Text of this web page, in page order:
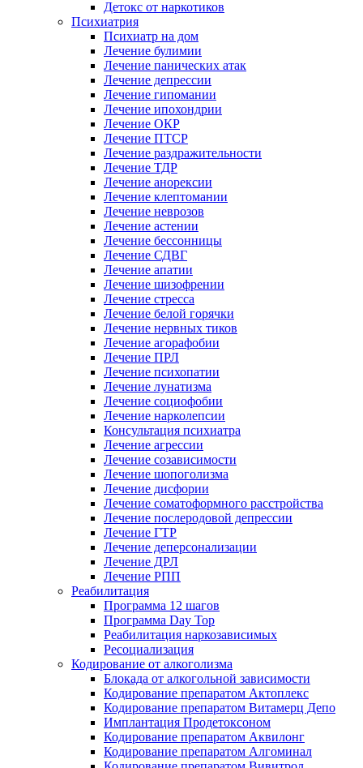
Детокс от наркотиков
Психиатрия
Психиатр на дом
Лечение булимии
Лечение панических атак
Лечение депрессии
Лечение гипомании
Лечение ипохондрии
Лечение ОКР
Лечение ПТСР
Лечение раздражительности
Лечение ТДР
Лечение анорексии
Лечение клептомании
Лечение неврозов
Лечение астении
Лечение бессонницы
Лечение СДВГ
Лечение апатии
Лечение шизофрении
Лечение стресса
Лечение белой горячки
Лечение нервных тиков
Лечение агорафобии
Лечение ПРЛ
Лечение психопатии
Лечение лунатизма
Лечение социофобии
Лечение нарколепсии
Консультация психиатра
Лечение агрессии
Лечение созависимости
Лечение шопоголизма
Лечение дисфории
Лечение соматоформного расстройства
Лечение послеродовой депрессии
Лечение ГТР
Лечение деперсонализации
Лечение ДРЛ
Лечение РПП
Реабилитация
Программа 12 шагов
Программа Day Top
Реабилитация наркозависимых
Ресоциализация
Кодирование от алкоголизма
Блокада от алкогольной зависимости
Кодирование препаратом Актоплекс
Кодирование препаратом Витамерц Депо
Имплантация Продетоксоном
Кодирование препаратом Аквилонг
Кодирование препаратом Алгоминал